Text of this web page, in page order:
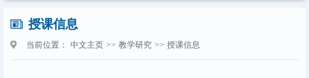
授课信息
当前位置： 中文主页 >> 教学研究 >> 授课信息